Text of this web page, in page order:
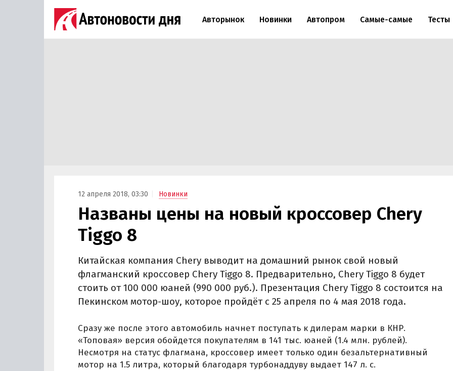
Авторынок Новинки Автопром Самые-самые Тесты
12 апреля 2018, 03:30 Новинки
Названы цены на новый кроссовер Chery
Tiggo 8
Китайская компания Chery выводит на домашний рынок свой новый
флагманский кроссовер Chery Tiggo 8. Предварительно, Chery Tiggo 8 будет
стоить от 100 000 юаней (990 000 руб.). Презентация Chery Tiggo 8 состоится на
Пекинском мотор-шоу, которое пройдёт с 25 апреля по 4 мая 2018 года.
Сразу же после этого автомобиль начнет поступать к дилерам марки в КНР.
«Топовая» версия обойдется покупателям в 141 тыс. юаней (1.4 млн. рублей).
Несмотря на статус флагмана, кроссовер имеет только один безальтернативный
мотор на 1.5 литра, который благодаря турбонаддуву выдает 147 л. с.